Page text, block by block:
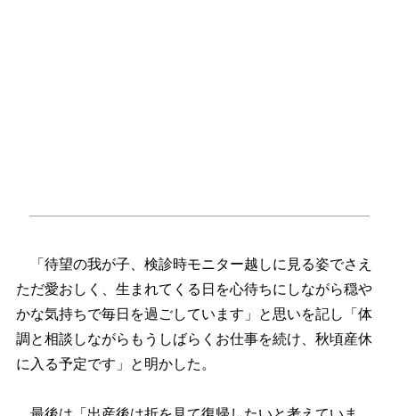
「待望の我が子、検診時モニター越しに見る姿でさえ
ただ愛おしく、生まれてくる日を心待ちにしながら穏
かな気持ちで毎日を過ごしています」と思いを記し「体
調と相談しながらもうしばらくお仕事を続け、秋頃産休
に入る予定です」と明かした。